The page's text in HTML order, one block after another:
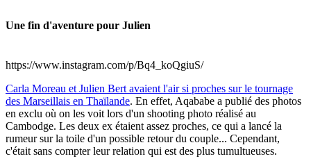
Une fin d'aventure pour Julien
https://www.instagram.com/p/Bq4_koQgiuS/
Carla Moreau et Julien Bert avaient l'air si proches sur le tournage
des Marseillais en Thaïlande. En effet, Aqababe a publié des photos
en exclu où on les voit lors d'un shooting photo réalisé au
Cambodge. Les deux ex étaient assez proches, ce qui a lancé la
rumeur sur la toile d'un possible retour du couple... Cependant,
c'était sans compter leur relation qui est des plus tumultueuses.